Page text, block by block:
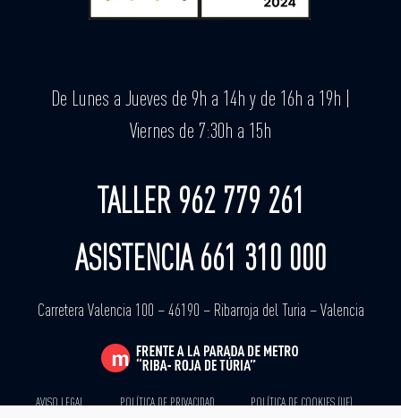
De Lunes a Jueves de 9h a 14h y de 16h a 19h |
Viernes de 7:30h a 15h
TALLER 962 779 261
ASISTENCIA 661 310 000
Carretera Valencia 100 – 46190 – Ribarroja del Turia – Valencia
AVISO LEGAL POLÍTICA DE PRIVACIDAD POLÍTICA DE COOKIES (UE)